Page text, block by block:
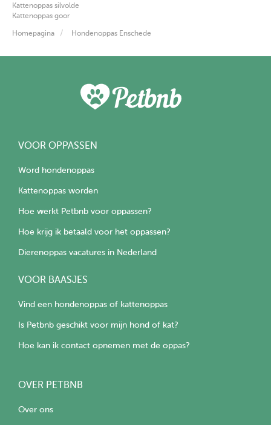
Kattenoppas silvolde
Kattenoppas goor
Homepagina Hondenoppas Enschede
VOOR OPPASSEN
Word hondenoppas
Kattenoppas worden
Hoe werkt Petbnb voor oppassen?
Hoe krijg ik betaald voor het oppassen?
Dierenoppas vacatures in Nederland
VOOR BAASJES
Vind een hondenoppas of kattenoppas
Is Petbnb geschikt voor mijn hond of kat?
Hoe kan ik contact opnemen met de oppas?
OVER PETBNB
Over ons